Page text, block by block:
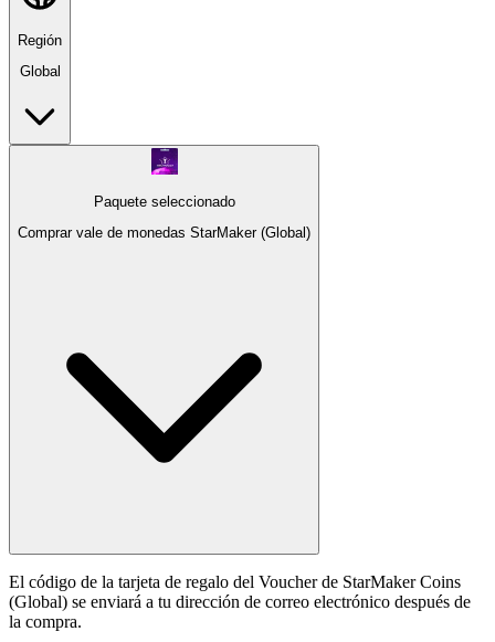
Región
Global
Paquete seleccionado
Comprar vale de monedas StarMaker (Global)
El código de la tarjeta de regalo del Voucher de StarMaker Coins
(Global) se enviará a tu dirección de correo electrónico después de
la compra.